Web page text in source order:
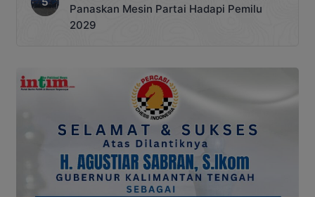
Panaskan Mesin Partai Hadapi Pemilu
2029